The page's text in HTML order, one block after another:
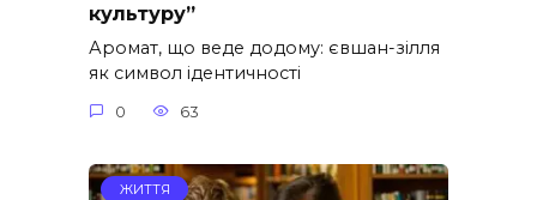
культуру”
Аромат, що веде додому: євшан-зілля
як символ ідентичності
0 63
ЖИТТЯ